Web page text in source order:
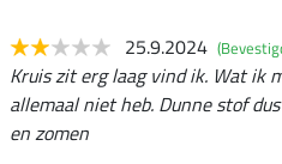
25.9.2024
Kruis zit erg laag vind ik. Wat ik
allemaal niet heb. Dunne stof
en zomen